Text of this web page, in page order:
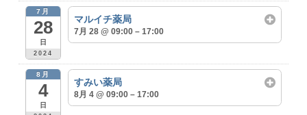
7月
28
日
2024
マルイチ薬局
7月 28 @ 09:00 – 17:00
8月
4
日
すみい薬局
8月 4 @ 09:00 – 17:00